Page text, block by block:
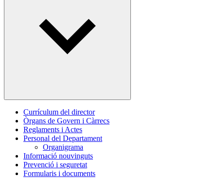
Currículum del director
Òrgans de Govern i Càrrecs
Reglaments i Actes
Personal del Departament
Organigrama
Informació nouvinguts
Prevenció i seguretat
Formularis i documents